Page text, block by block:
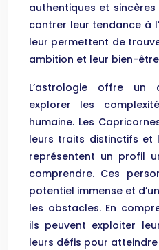
authentiques et
contrer leur tendance à
leur permettent de
ambition et leur bien-
L’astrologie offre un
explorer les
humaine. Les
leurs traits distinctifs et
représentent un profil
comprendre. Ces
potentiel immense et
les obstacles. En
ils peuvent exploiter
leurs défis pour